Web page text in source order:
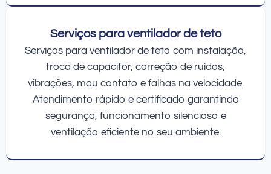
Serviços para ventilador de teto
Serviços para ventilador de teto com instalação,
troca de capacitor, correção de ruídos,
vibrações, mau contato e falhas na velocidade.
Atendimento rápido e certificado garantindo
segurança, funcionamento silencioso e
ventilação eficiente no seu ambiente.